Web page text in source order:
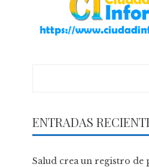
ENTRADAS
Salud crea un registro de